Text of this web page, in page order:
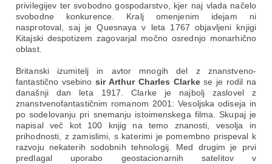
privilegijev ter svobodno gospodarstvo, kjer naj vlada načelo
svobodne konkurence. Kralj omenjenim idejam ni
nasprotoval, saj je Quesnaya v leta 1767 objavljeni knjigi
Kitajski despotizem zagovarjal močno osrednjo monarhično
oblast.
Britanski izumitelj in avtor mnogih del z znanstveno-
fantastično vsebino sir Arthur Charles Clarkese je rodil na
današnji dan leta 1917. Clarke je najbolj zaslovel z
znanstvenofantastičnim romanom 2001: Vesoljska odiseja in
po sodelovanju pri snemanju istoimenskega filma. Skupaj je
napisal več kot 100 knjig na temo znanosti, vesolja in
prihodnosti, z zamislimi, s katerimi je pomembno prispeval k
razvoju nekaterih sodobnih tehnologij. Med drugim je prvi
predlagal uporabo geostacionarnih satelitov v